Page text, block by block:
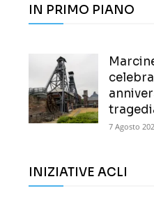
IN PRIMO PIANO
7 Agosto
INIZIATIVE ACLI